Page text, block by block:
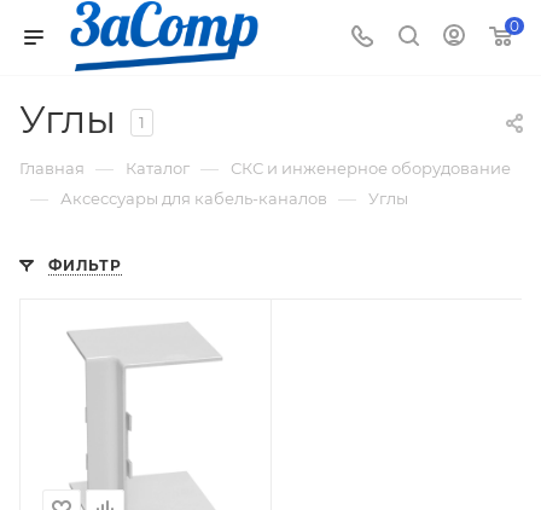
0
Углы 1
Главная — Каталог — СКС и инженерное оборудование
— Аксессуары для кабель-каналов — Углы
ФИЛЬТР